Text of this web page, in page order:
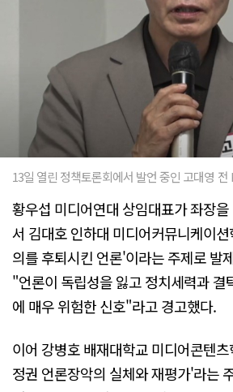
13일 열린 정책토론회에서 발언 중인 고대영 전
황우섭 미디어연대 상임대표가 좌장
서 김대호 인하대 미디어커뮤니케이
의를 후퇴시킨 언론'이라는 주제로 발
"언론이 독립성을 잃고 정치세력과 결
에 매우 위험한 신호"라고 경고했다.
이어 강병호 배재대학교 미디어콘텐
정권 언론장악의 실체와 재평가'라는